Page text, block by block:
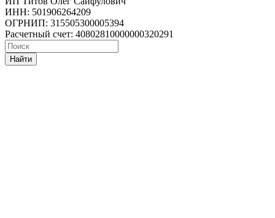
ИНН: 501906264209
ОГРНИП: 315505300005394
Расчетный счет: 40802810000000320291
Найти